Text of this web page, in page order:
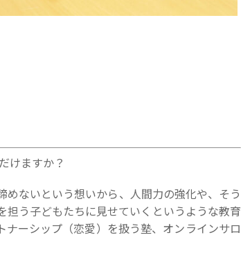
けますか？
ないという想いから、人間力の強化や、そう
う子どもたちに見せていくというような教育
ーシップ（恋愛）を扱う塾、オンラインサロ